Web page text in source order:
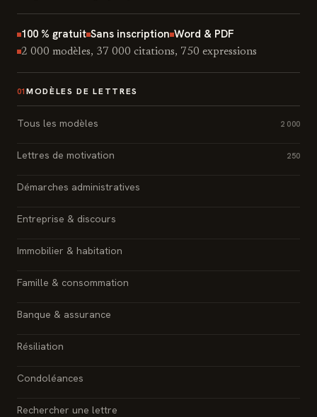
100 % gratuit Sans inscription Word & PDF
2 000 modèles, 37 000 citations, 750 expressions
01 MODÈLES DE LETTRES
Tous les modèles 2 000
Lettres de motivation 250
Démarches administratives
Entreprise & discours
Immobilier & habitation
Famille & consommation
Banque & assurance
Résiliation
Condoléances
Rechercher une lettre